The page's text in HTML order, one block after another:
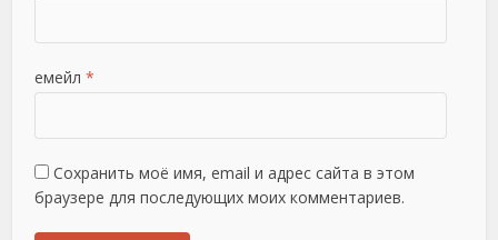
емейл *
Сохранить моё имя, email и адрес сайта в этом
браузере для последующих моих комментариев.